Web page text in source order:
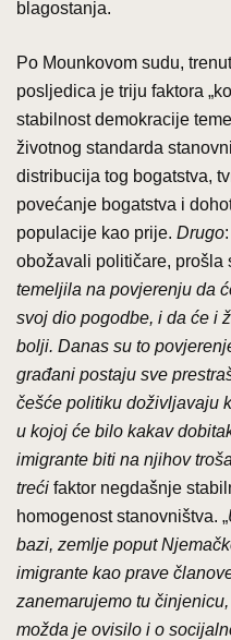
blagostanja.
Po Mounkovom sudu,
posljedica je triju faktora
stabilnost demokracije
životnog standarda
distribucija tog bogatstva,
povećanje bogatstva i
populacije kao prije. Drugo
obožavali političare, prošla
temeljila na povjerenju da
svoj dio pogodbe, i da će i
bolji. Danas su to
građani postaju sve
češće politiku doživljavaju
u kojoj će bilo kakav
imigrante biti na njihov
treći faktor negdašnje
homogenost stanovništva. „
bazi, zemlje poput
imigrante kao prave
zanemarujemo tu
možda je ovisilo i o